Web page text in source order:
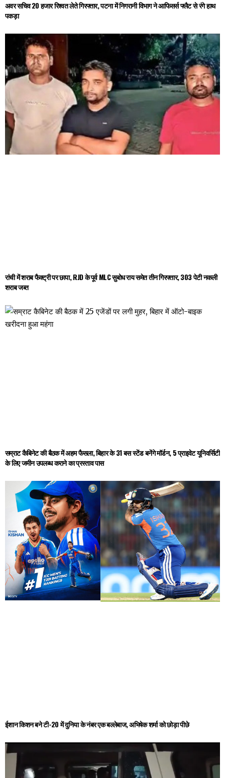
अवर सचिव ₹20 हजार रिश्वत लेते गिरफ्तार, पटना में निगरानी विभाग ने आफिसर्स फ्लैट से रंगे हाथ
पकड़ा
रांची में शराब फैक्ट्री पर छापा, RJD के पूर्व MLC सुबोध राय समेत तीन गिरफ्तार, 303 पेटी नकली
शराब जब्त
सम्राट कैबिनेट की बैठक में अहम फैसला, बिहार के 31 बस स्टेंड बनेंगे मॉर्डन, 5 प्राइवेट यूनिवर्सिटी
के लिए जमीन उपलब्ध कराने का प्रस्ताव पास
ईशान किशन बने टी-20 में दुनिया के नंबर एक बल्लेबाज, अभिषेक शर्मा को छोड़ा पीछे